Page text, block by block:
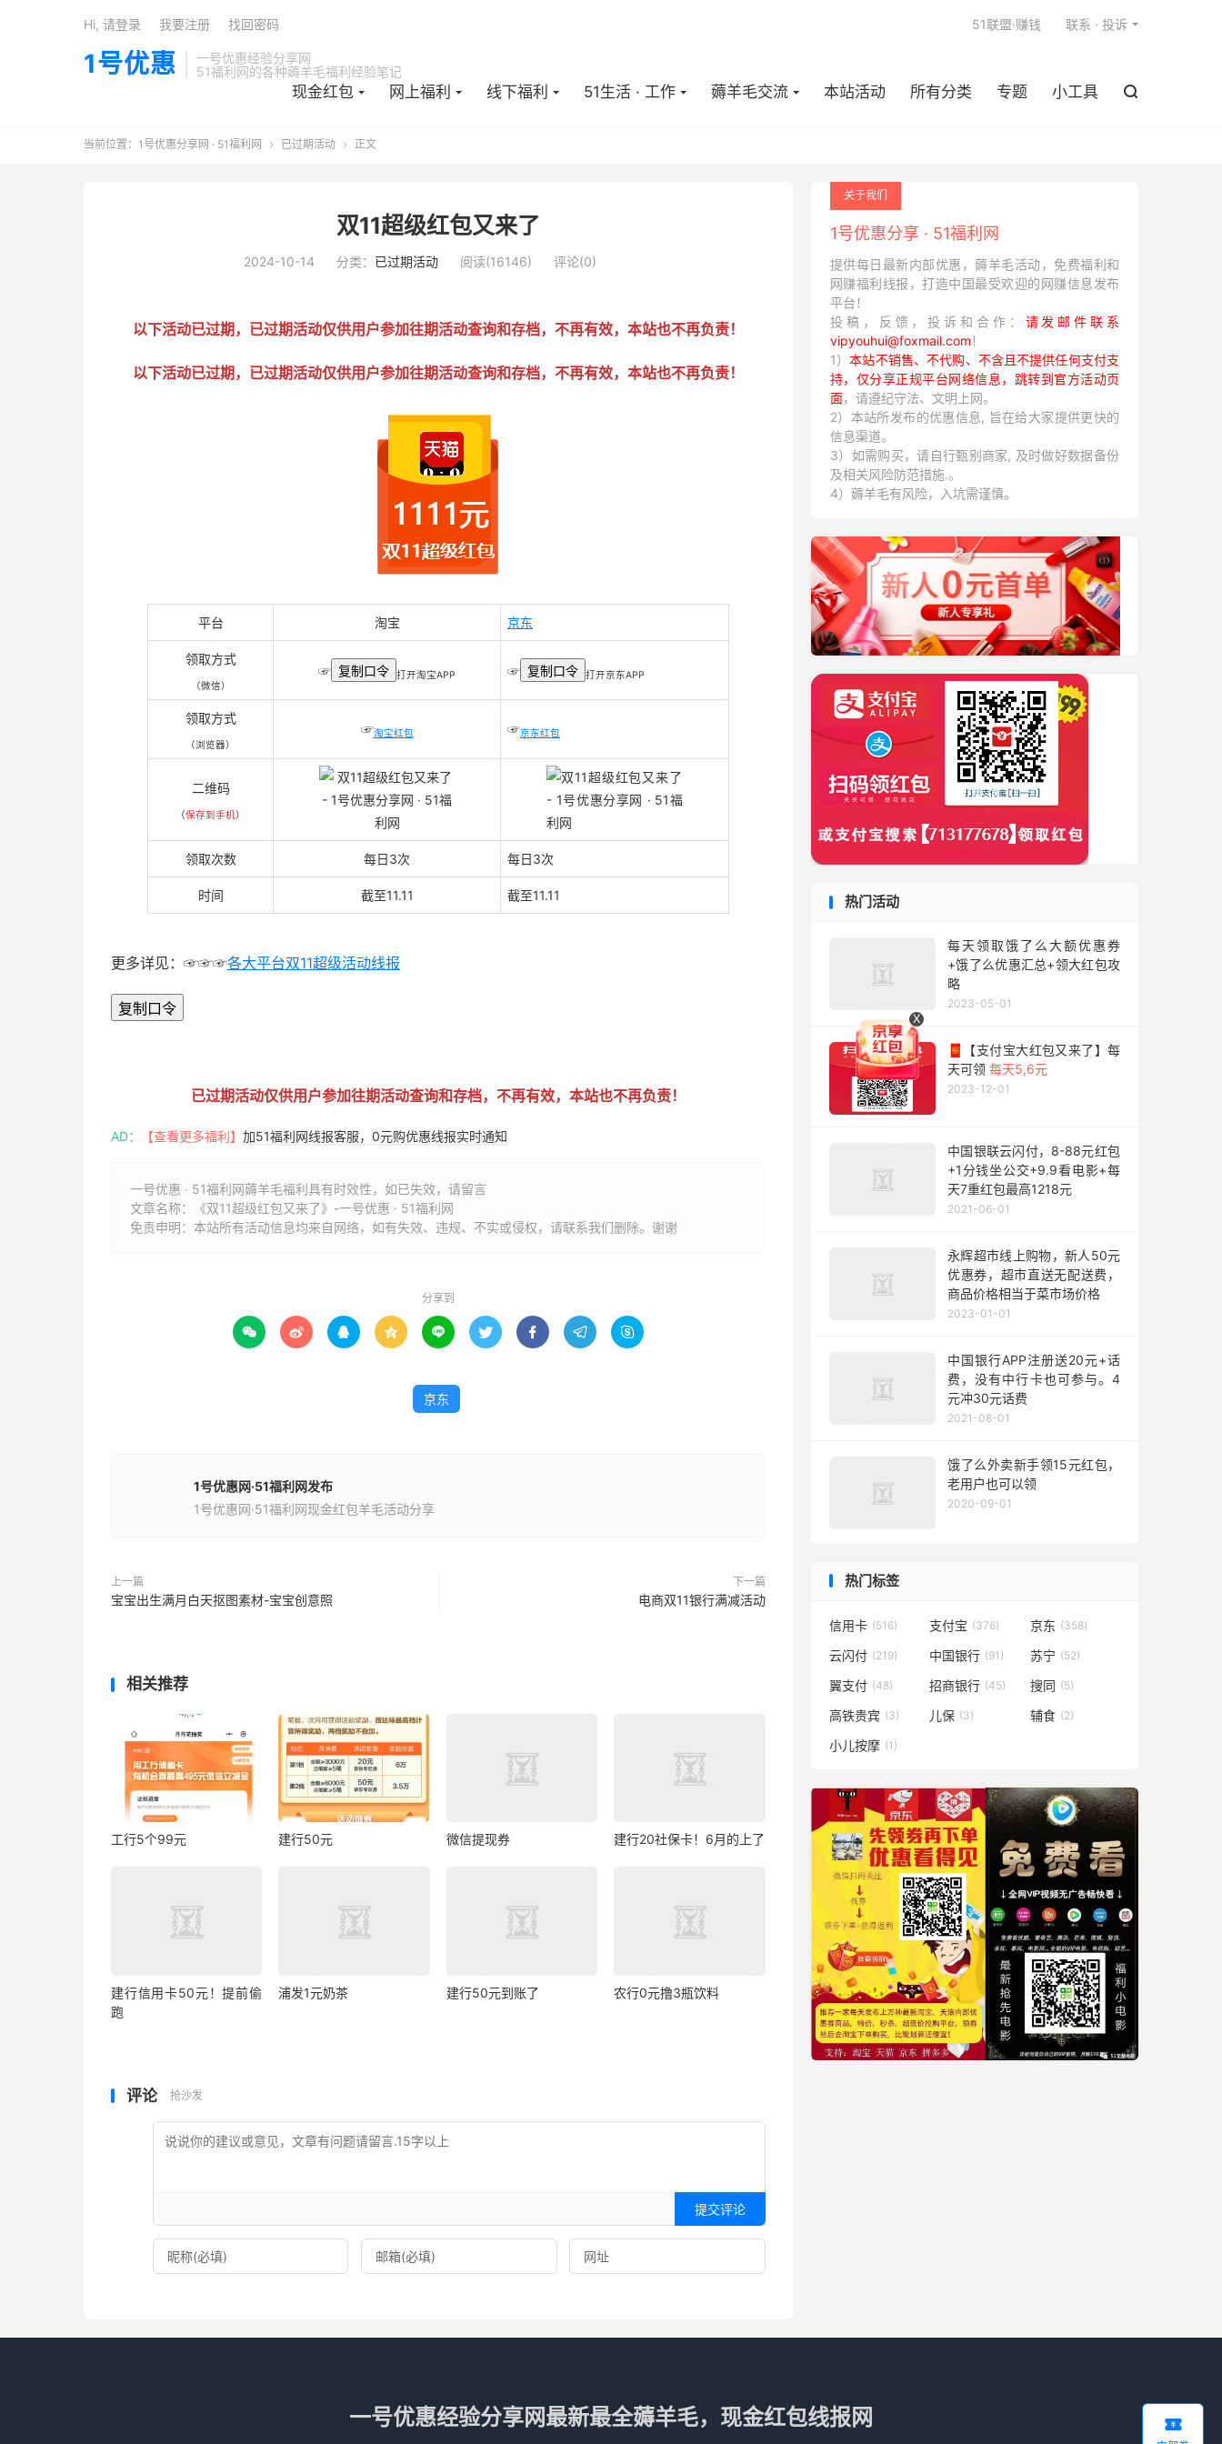
1号优惠
一号优惠经验分享网
51福利网的各种薅羊毛福利经验笔记
现金红包 网上福利 线下福利 51生活 · 工作 薅羊毛交流 本站活动 所有分类 专题 小工具 
51联盟·赚钱 联系 · 投诉
Hi, 请登录 我要注册 找回密码
当前位置： 1号优惠分享网 · 51福利网  已过期活动  正文
双11超级红包又来了
2024-10-14 分类： 已过期活动 阅读(16146) 评论(0)
以下活动已过期，已过期活动仅供用户参加往期活动查询和存档，不再有效，本站也不再负责！
以下活动已过期，已过期活动仅供用户参加往期活动查询和存档，不再有效，本站也不再负责！
平台 淘宝 京东
领取方式
（微信）
☞ 复制口令 打开淘宝APP ☞ 复制口令 打开京东APP
领取方式
（浏览器）
☞淘宝红包 ☞京东红包
二维码
（保存到手机）
领取次数 每日3次 每日3次
时间 截至11.11 截至11.11
更多详见：☞☞☞各大平台双11超级活动线报
复制口令
已过期活动仅供用户参加往期活动查询和存档，不再有效，本站也不再负责！
AD： 【查看更多福利】 加51福利网线报客服，0元购优惠线报实时通知
一号优惠 · 51福利网薅羊毛福利具有时效性，如已失效，请留言
文章名称：
《双11超级红包又来了》-一号优惠 · 51福利网
免责申明：本站所有活动信息均来自网络，如有失效、违规、不实或侵权，请联系我们删除。谢谢
分享到
        
京东
1号优惠网·51福利网发布
1号优惠网·51福利网现金红包羊毛活动分享
上一篇
宝宝出生满月白天抠图素材-宝宝创意照
下一篇
电商双11银行满减活动
相关推荐
工行5个99元 建行50元 微信提现券 建行20社保卡！6月的上了
建行信用卡50元！提前偷
跑
浦发1元奶茶 建行50元到账了 农行0元撸3瓶饮料
评论 抢沙发
提交评论
关于我们
1号优惠分享 · 51福利网
提供每日最新内部优惠，薅羊毛活动，免费福利和
网赚福利线报，打造中国最受欢迎的网赚信息发布
平台！
投稿，反馈，投诉和合作： 请发邮件联系
vipyouhui@foxmail.com！
1）本站不销售、不代购、不含且不提供任何支付支
持，仅分享正规平台网络信息，跳转到官方活动页
面，请遵纪守法、文明上网。
2）本站所发布的优惠信息, 旨在给大家提供更快的
信息渠道。
3）如需购买，请自行甄别商家, 及时做好数据备份
及相关风险防范措施.。
4）薅羊毛有风险，入坑需谨慎。
热门活动
每天领取饿了么大额优惠券
+饿了么优惠汇总+领大红包攻
略
2023-05-01
🧧【支付宝大红包又来了】每
天可领 每天5,6元
2023-12-01
中国银联云闪付，8-88元红包
+1分钱坐公交+9.9看电影+每
天7重红包最高1218元
2021-06-01
永辉超市线上购物，新人50元
优惠券，超市直送无配送费，
商品价格相当于菜市场价格
2023-01-01
中国银行APP注册送20元+话
费，没有中行卡也可参与。4
元冲30元话费
2021-08-01
饿了么外卖新手领15元红包，
老用户也可以领
2020-09-01
热门标签
信用卡 (516) 支付宝 (376) 京东 (358)
云闪付 (219) 中国银行 (91) 苏宁 (52)
翼支付 (48) 招商银行 (45) 搜同 (5)
高铁贵宾 (3) 儿保 (3) 辅食 (2)
小儿按摩 (1)
一号优惠经验分享网最新最全薅羊毛，现金红包线报网
X
